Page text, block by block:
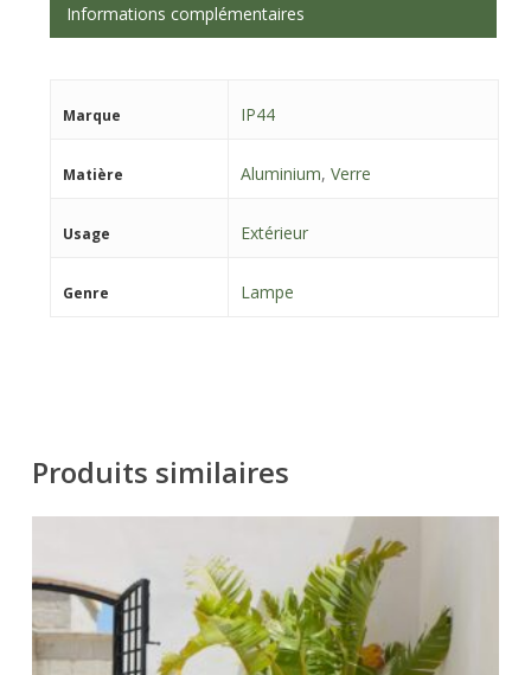
Informations complémentaires
Marque IP44
Matière Aluminium, Verre
Usage Extérieur
Genre Lampe
Produits similaires